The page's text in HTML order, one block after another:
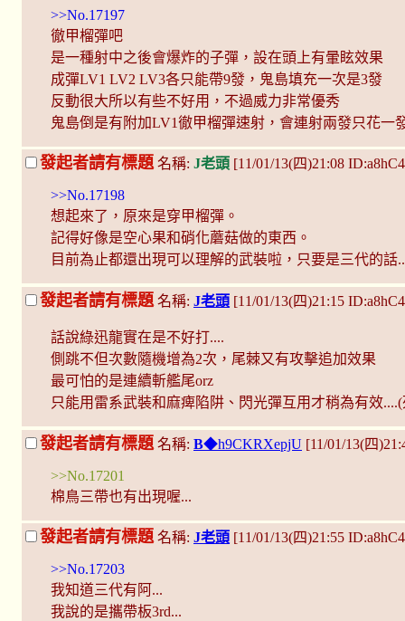
>>No.17197
徹甲榴彈吧
是一種射中之後會爆炸的子彈，設在頭上有暈眩效果
成彈LV1 LV2 LV3各只能帶9發，鬼島填充一次是3發
反動很大所以有些不好用，不過威力非常優秀
鬼島倒是有附加LV1徹甲榴彈速射，會連射兩發只花一
發起者請有標題名稱: J老頭 [11/01/13(四)21:08
>>No.17198
想起來了，原來是穿甲榴彈。
記得好像是空心果和硝化蘑菇做的東西。
目前為止都還出現可以理解的武裝啦，只要是三代的話
發起者請有標題 名稱: J老頭 [11/01/13(四)21:15
話說綠迅龍實在是不好打....
側跳不但次數隨機增為2次，尾棘又有攻擊追加效果
最可怕的是連續斬艦尾orz
只能用雷系武裝和麻痺陷阱、閃光彈互用才稍為有效....(
發起者請有標題 名稱: B◆h9CKRXepjU [11/01/13(四
>>No.17201
棉鳥三帶也有出現喔...
發起者請有標題名稱: J老頭 [11/01/13(四)21:55
>>No.17203
我知道三代有阿...
我說的是攜帶板3rd...